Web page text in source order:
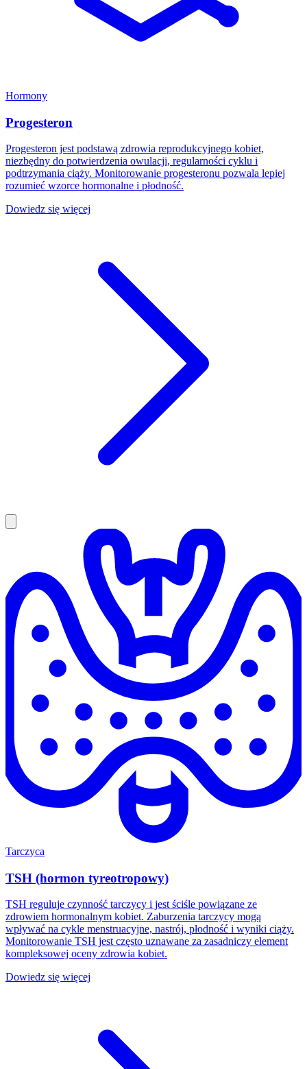
Hormony
Progesteron
Progesteron jest podstawą zdrowia reprodukcyjnego kobiet,
niezbędny do potwierdzenia owulacji, regularności cyklu i
podtrzymania ciąży. Monitorowanie progesteronu pozwala lepiej
rozumieć wzorce hormonalne i płodność.
Dowiedz się więcej
Tarczyca
TSH (hormon tyreotropowy)
TSH reguluje czynność tarczycy i jest ściśle powiązane ze
zdrowiem hormonalnym kobiet. Zaburzenia tarczycy mogą
wpływać na cykle menstruacyjne, nastrój, płodność i wyniki ciąży.
Monitorowanie TSH jest często uznawane za zasadniczy element
kompleksowej oceny zdrowia kobiet.
Dowiedz się więcej